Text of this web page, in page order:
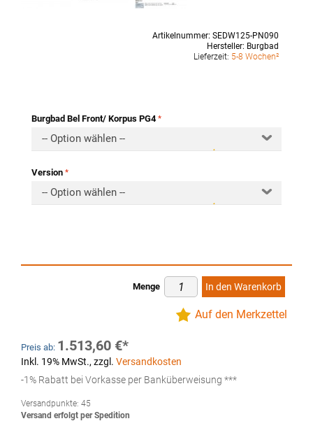
Artikelnummer: SEDW125-PN090
Hersteller: Burgbad
Lieferzeit: 5-8 Wochen²
Burgbad Bel Front/ Korpus PG4
-- Option wählen --
Version
-- Option wählen --
Menge In den Warenkorb
Auf den Merkzettel
Preis ab: 1.513,60 €
Inkl. 19% MwSt., zzgl. Versandkosten
-1% Rabatt bei Vorkasse per Banküberweisung ***
Versandpunkte: 45
Versand erfolgt per Spedition